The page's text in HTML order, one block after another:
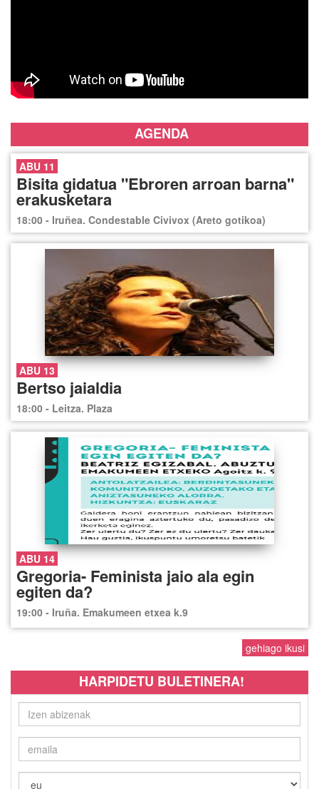
AGENDA
ABU 11
Bisita gidatua "Ebroren arroan barna"
erakusketara
18:00 - Iruñea. Condestable Civivox (Areto gotikoa)
ABU 13
Bertso jaialdia
18:00 - Leitza. Plaza
ABU 14
Gregoria- Feminista jaio ala egin
egiten da?
19:00 - Iruña. Emakumeen etxea k.9
gehiago ikusi
HARPIDETU BULETINERA!